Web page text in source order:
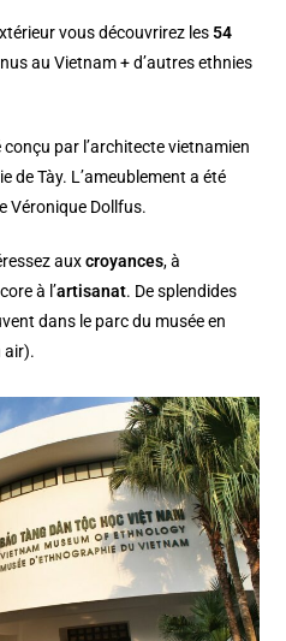
vous découvrirez les 54
au Vietnam + d’autres ethnies
par l’architecte vietnamien
de Tày. L’ameublement a été
Véronique Dollfus.
auxcroyances, à
à l’artisanat. De splendides
dans le parc du musée en
air).